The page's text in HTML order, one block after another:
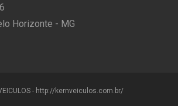
Horizonte - MG
- http://kernveiculos.com.br/